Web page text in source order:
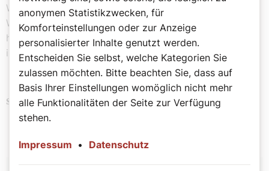
Worte wirst du freigesprochen und aufgrund deiner
Worte wirst du verurteilt werden.“ Und ich fürchte, Gott
hat einen recht harten Maßstab dafür, was alles unnütz
ist.
Schlagwörter Papst Politik
Autor:
anonymen Statistikzwecken, für
Komforteinstellungen oder zur Anzeige
personalisierter Inhalte genutzt werden.
Entscheiden Sie selbst, welche Kategorien Sie
zulassen möchten. Bitte beachten Sie, dass auf
Basis Ihrer Einstellungen womöglich nicht mehr
alle Funktionalitäten der Seite zur Verfügung
stehen.
Impressum • Datenschutz